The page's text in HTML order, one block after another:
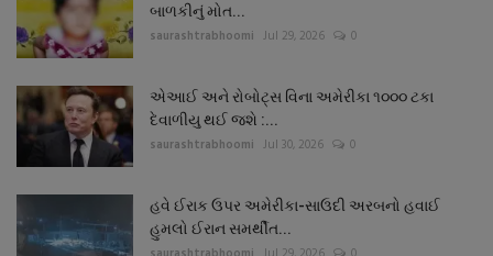
બાળકીનું મોત...
saurashtrabhoomi Jul 29, 2026 0
એઆઈ અને રોબોટ્સ વિના અમેરીકા ૧૦૦૦ ટકા
દેવાળીયુ થઈ જશે :...
saurashtrabhoomi Jul 30, 2026 0
હવે ઈરાક ઉપર અમેરીકા-સાઉદી અરબનો હવાઈ
હુમલો ઈરાન સમર્થીત...